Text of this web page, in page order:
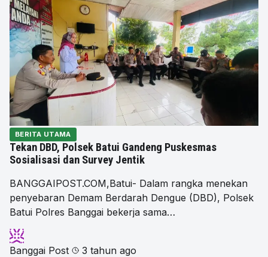
BERITA UTAMA
Tekan DBD, Polsek Batui Gandeng Puskesmas
Sosialisasi dan Survey Jentik
BANGGAIPOST.COM,Batui- Dalam rangka menekan
penyebaran Demam Berdarah Dengue (DBD), Polsek
Batui Polres Banggai bekerja sama…
Banggai Post 3 tahun ago